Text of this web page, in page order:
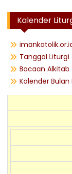
Kalender
Tanggal Liturgi
Bacaan Alkitab
Kalender Bulan